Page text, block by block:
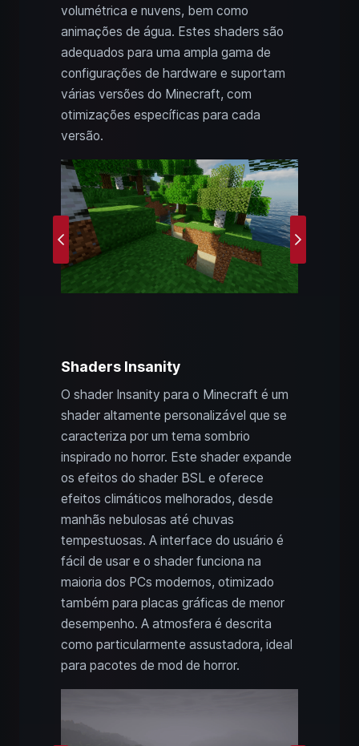
volumétrica e nuvens, bem como
animações de água. Estes shaders são
adequados para uma ampla gama de
configurações de hardware e suportam
várias versões do Minecraft, com
otimizações específicas para cada
versão.
Previous Next
Shaders Insanity
O shader Insanity para o Minecraft é um
shader altamente personalizável que se
caracteriza por um tema sombrio
inspirado no horror. Este shader expande
os efeitos do shader BSL e oferece
efeitos climáticos melhorados, desde
manhãs nebulosas até chuvas
tempestuosas. A interface do usuário é
fácil de usar e o shader funciona na
maioria dos PCs modernos, otimizado
também para placas gráficas de menor
desempenho. A atmosfera é descrita
como particularmente assustadora, ideal
para pacotes de mod de horror.